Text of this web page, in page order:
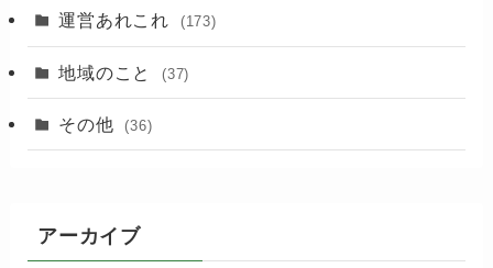
運営あれこれ (173)
地域のこと (37)
その他 (36)
アーカイブ